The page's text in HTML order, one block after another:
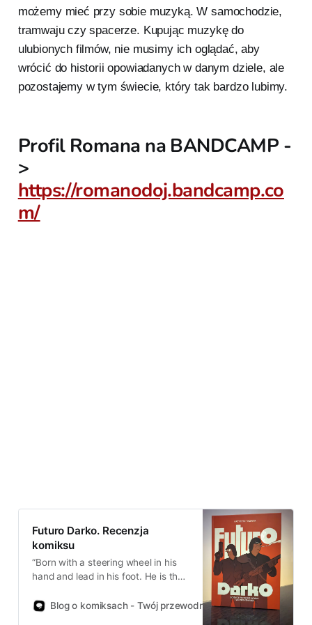
możemy mieć przy sobie muzyką. W samochodzie,
tramwaju czy spacerze. Kupując muzykę do
ulubionych filmów, nie musimy ich oglądać, aby
wrócić do historii opowiadanych w danym dziele, ale
pozostajemy w tym świecie, który tak bardzo lubimy.
Profil Romana na BANDCAMP -
>
https://romanodoj.bandcamp.co
m/
Futuro Darko. Recenzja
komiksu
“Born with a steering wheel in his
hand and lead in his foot. He is the
fright! This is the Nightrider, and we
Blog o komiksach - Twój przewodnik po świecie komiksów!